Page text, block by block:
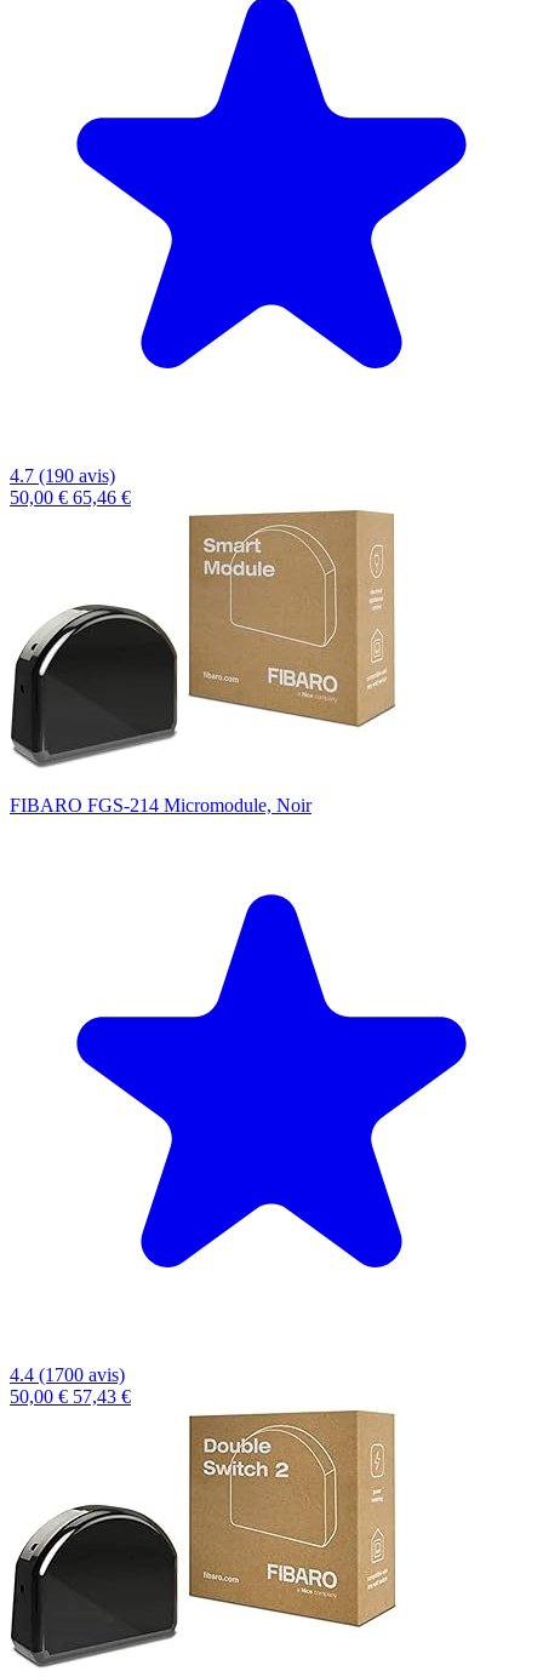
4.7 (190 avis)
50,00 € 65,46 €
FIBARO FGS-214 Micromodule, Noir
4.4 (1700 avis)
50,00 € 57,43 €